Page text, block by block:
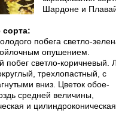
Шардоне и
сорта:
побега светло-
опушением.
побег светло-коричневый.
трехлопастный, с
вниз. Цветок обое­
средней величины,
и